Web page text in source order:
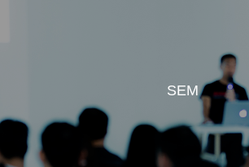
EMINA